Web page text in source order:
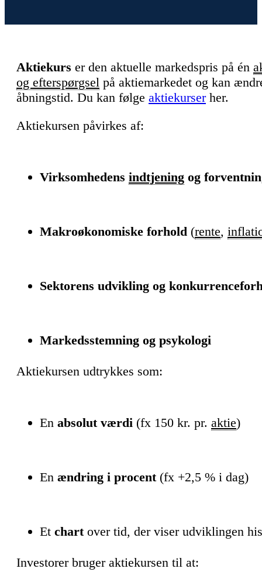
Aktiekurs er den aktuelle markedspris på én
og efterspørgsel på aktiemarkedet og kan
åbningstid. Du kan følge aktiekurserher.
Aktiekursen påvirkes af:
Virksomhedens indtjening og
Makroøkonomiske forhold (rente,
Sektorens udvikling og
Markedsstemning og psykologi
Aktiekursen udtrykkes som:
En absolut værdi (fx 150 kr. pr. aktie)
En ændring i procent(fx +2,5 % i dag)
Et chartover tid, der viser udviklingen
Investorer bruger aktiekursen til at: